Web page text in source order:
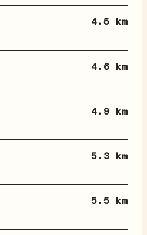
4.5 km
4.6 km
4.9 km
5.3 km
5.5 km